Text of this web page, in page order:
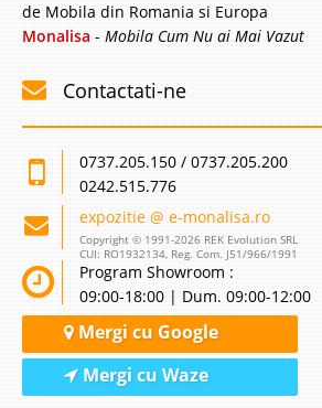
de Mobila din Romania si Europa
Monalisa - Mobila Cum Nu ai Mai Vazut
Contactati-ne
0737.205.150 / 0737.205.200
0242.515.776
expozitie @ e-monalisa.ro
Copyright © 1991-2026 REK Evolution SRL
CUI: RO1932134, Reg. Com. J51/966/1991
Program Showroom :
09:00-18:00 | Dum. 09:00-12:00
Mergi cu Google
Mergi cu Waze